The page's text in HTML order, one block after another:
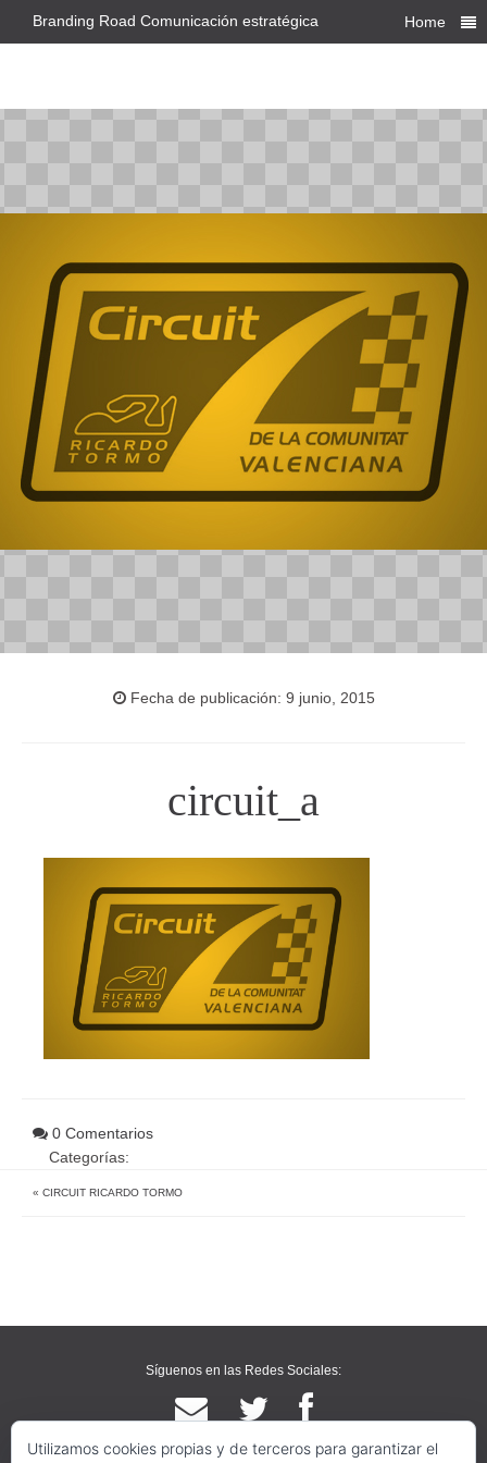
Branding Road Comunicación estratégica Home
Fecha de publicación: 9 junio, 2015
circuit_a
0 Comentarios
Categorías:
« CIRCUIT RICARDO TORMO
Síguenos en las Redes Sociales:
Utilizamos cookies propias y de terceros para garantizar el